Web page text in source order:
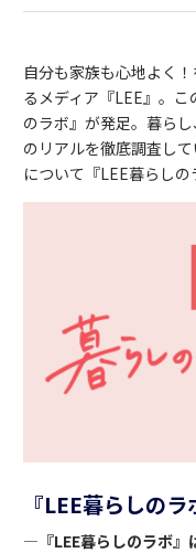
自分も家族も心地よく
るメディア『LEE』。
のラボ』が発足。暮ら
のリアルを徹底調査し
について『LEE暮らしの
『LEE暮らしの
―『LEE暮らしのラボ』